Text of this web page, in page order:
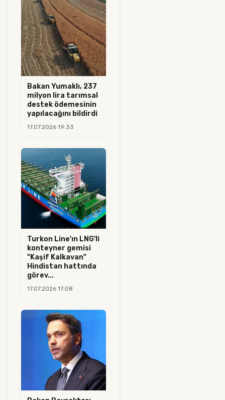
Bakan Yumaklı, 237
milyon lira tarımsal
destek ödemesinin
yapılacağını bildirdi
17.07.2026 19:33
Turkon Line'ın LNG'li
konteyner gemisi
"Kaşif Kalkavan"
Hindistan hattında
görev...
17.07.2026 17:08